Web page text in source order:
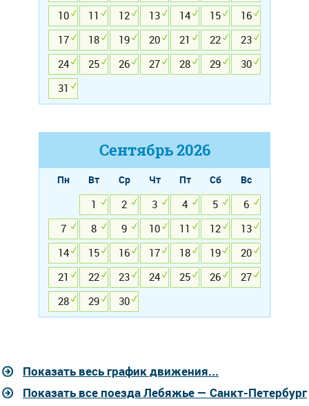
10
11 12 13 14 15
16
17
18 19 20 21 22
23
24
25 26 27 28 29
30
31
Сентябрь2026
Пн Вт Ср Чт Пт Сб
Вс
1
2 3 4 5
6
7
8 9 10 11 12
13
14
15 16 17 18 19
20
21
22 23 24 25 26
27
28
29 30
Показать весь график движения...
Показать все поезда Лебяжье — Санкт-Петербург